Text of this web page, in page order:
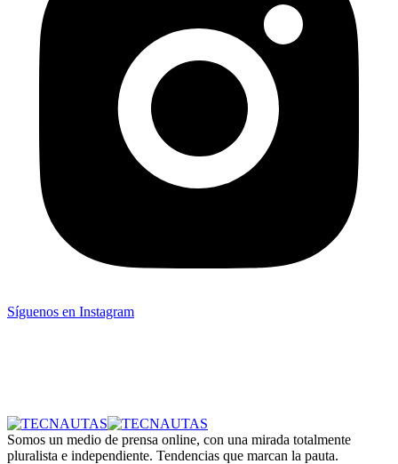
Síguenos en Instagram
Somos un medio de prensa online, con una mirada totalmente
pluralista e independiente. Tendencias que marcan la pauta.